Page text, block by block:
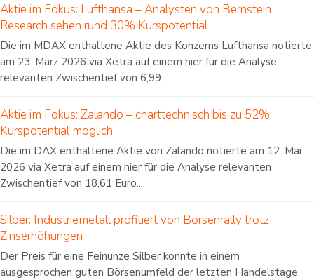
Aktie im Fokus: Lufthansa – Analysten von Bernstein
Research sehen rund 30% Kurspotential
Die im MDAX enthaltene Aktie des Konzerns Lufthansa notierte
am 23. März 2026 via Xetra auf einem hier für die Analyse
relevanten Zwischentief von 6,99...
Aktie im Fokus: Zalando – charttechnisch bis zu 52%
Kurspotential möglich
Die im DAX enthaltene Aktie von Zalando notierte am 12. Mai
2026 via Xetra auf einem hier für die Analyse relevanten
Zwischentief von 18,61 Euro....
Silber: Industriemetall profitiert von Börsenrally trotz
Zinserhöhungen
Der Preis für eine Feinunze Silber konnte in einem
ausgesprochen guten Börsenumfeld der letzten Handelstage